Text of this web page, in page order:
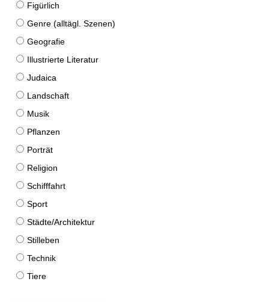
Figürlich
Genre (alltägl. Szenen)
Geografie
Illustrierte Literatur
Judaica
Landschaft
Musik
Pflanzen
Porträt
Religion
Schifffahrt
Sport
Städte/Architektur
Stilleben
Technik
Tiere